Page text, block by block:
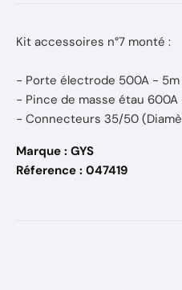
Kit accessoires n°7 monté :
- Porte électrode 500A - 5m
- Pince de masse étau
- Connecteurs 35/50
Marque : GYS
Réference : 047419